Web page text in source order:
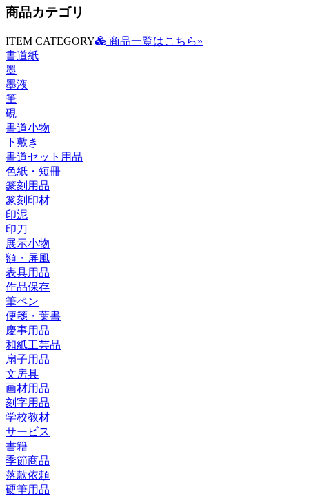
商品カテゴリ
ITEM CATEGORY
商品一覧はこちら»
書道紙
墨
墨液
筆
硯
書道小物
下敷き
書道セット用品
色紙・短冊
篆刻用品
篆刻印材
印泥
印刀
展示小物
額・屏風
表具用品
作品保存
筆ペン
便箋・葉書
慶事用品
和紙工芸品
扇子用品
文房具
画材用品
刻字用品
学校教材
サービス
書籍
季節商品
落款依頼
硬筆用品